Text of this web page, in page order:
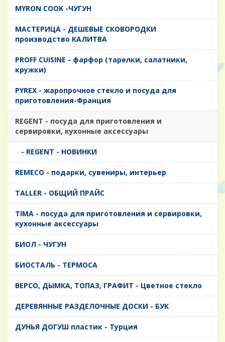
MYRON COOK -ЧУГУН
MАСТЕРИЦА - ДЕШЕВЫЕ СКОВОРОДКИ
производство КАЛИТВА
PROFF CUISINE - фарфор (тарелки, салатники,
кружки)
PYREX - жаропрочное стекло и посуда для
приготовления-Франция
REGENT - посуда для приготовления и
сервировки, кухонные аксессуары
- REGENT - НОВИНКИ
REMECO - подарки, сувениры, интерьер
TALLER - ОБЩИЙ ПРАЙС
TIMA - посуда для приготовления и сервировки,
кухонные аксессуары
БИОЛ - ЧУГУН
БИОСТАЛЬ - ТЕРМОСА
ВЕРСО, ДЫМКА, ТОПАЗ, ГРАФИТ - Цветное стекло
ДЕРЕВЯННЫЕ РАЗДЕЛОЧНЫЕ ДОСКИ - БУК
ДУНЬЯ ДОГУШ пластик - Турция